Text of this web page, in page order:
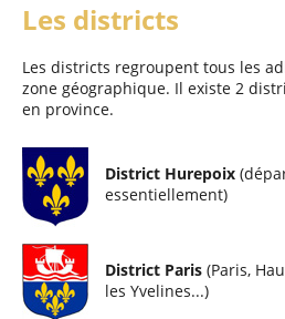
Les districts
Les districts regroupent tous les
zone géographique. Il existe 2
en province.
District Hurepoix
essentiellement)
District Paris (Paris,
les Yvelines...)